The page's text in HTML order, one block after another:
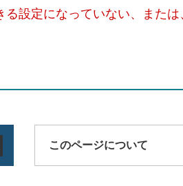
設定になっていない、また
このページについて